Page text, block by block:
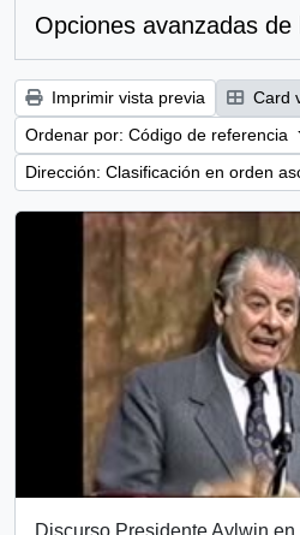
Opciones avanzadas de
Imprimir vista previa Card
Ordenar por: Código de referencia
Dirección: Clasificación en orden
Discurso Presidente Aylwin